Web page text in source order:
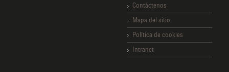
Contáctenos
Mapa del sitio
Política de cookies
Intranet